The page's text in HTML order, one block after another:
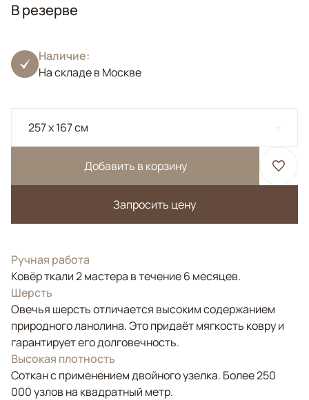
В резерве
Наличие:
На складе в Москве
257 x 167 см
Добавить в корзину
Запросить цену
Ручная работа
Ковёр ткали 2 мастера в течение 6 месяцев.
Шерсть
Овечья шерсть отличается высоким содержанием
природного ланолина. Это придаёт мягкость ковру и
гарантирует его долговечность.
Высокая плотность
Соткан с применением двойного узелка. Более 250
000 узлов на квадратный метр.